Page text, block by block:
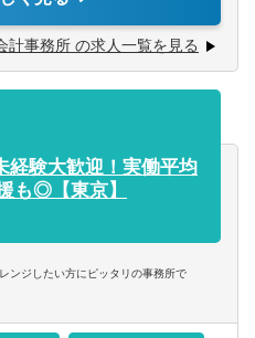
行・弥生
応じて業務に携わっていただ
よそ15件ほどの担当をお任せ
の作成、巡回監査といった一
務を経験することが可能で
計事務所 の求人一覧を見る
経験大歓迎！実働平均
も◎【東京】
ンジしたい方にピッタリの事務所で
人
法人／士業関連